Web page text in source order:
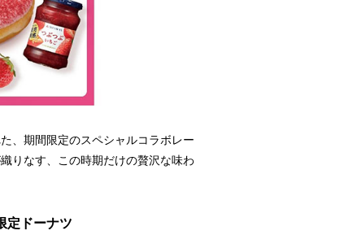
、期間限定のスペシャルコラボレー
りなす、この時期だけの贅沢な味わ
定ドーナツ